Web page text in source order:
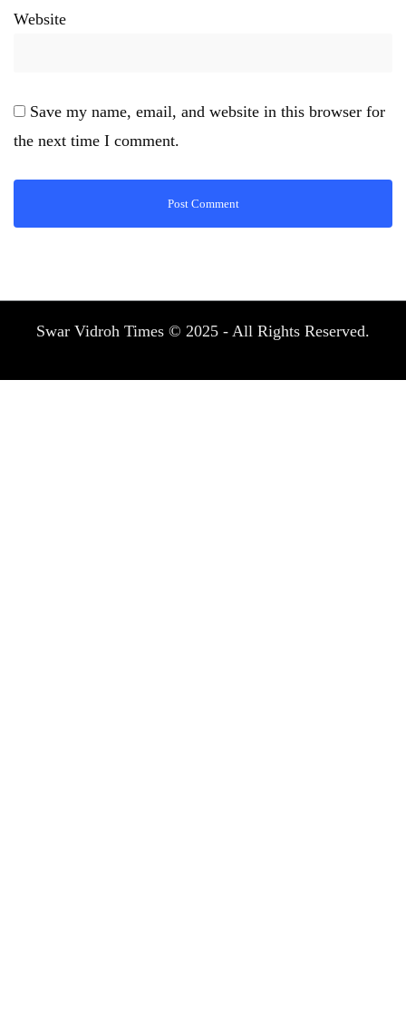
Website
Save my name, email, and website in this browser for
the next time I comment.
Swar Vidroh Times © 2025 - All Rights Reserved.